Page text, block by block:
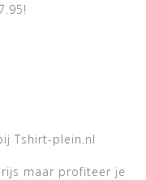
Tshirt-plein.nl
maar profiteer je